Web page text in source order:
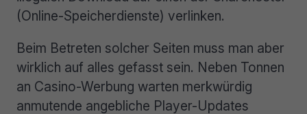
(Online-Speicherdienste) verlinken.
Beim Betreten solcher Seiten muss man aber
wirklich auf alles gefasst sein. Neben Tonnen
an Casino-Werbung warten merkwürdig
anmutende angebliche Player-Updates